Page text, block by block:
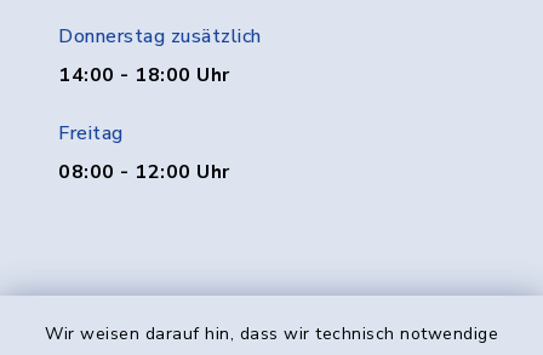
Wir weisen darauf hin, dass wir technisch notwendige
Donnerstag zusätzlich
14:00 - 18:00 Uhr
Freitag
08:00 - 12:00 Uhr